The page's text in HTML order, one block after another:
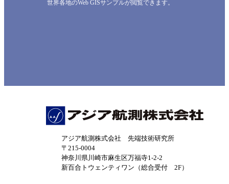
世界各地のWeb GISサンプルが閲覧できます。
アジア航測株式会社 先端技術研究所
〒215-0004
神奈川県川崎市麻生区万福寺1-2-2
新百合トウェンティワン（総合受付 2F）